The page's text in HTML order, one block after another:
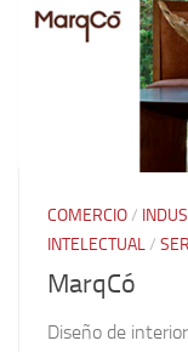
COMERCIO/
INTELECTUAL/
MarqCó
Diseño de